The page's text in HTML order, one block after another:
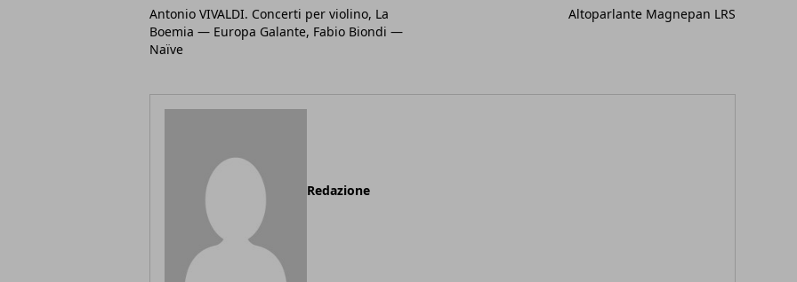
Antonio VIVALDI. Concerti per violino, La
Boemia — Europa Galante, Fabio Biondi —
Naïve
Altoparlante Magnepan LRS
Redazione